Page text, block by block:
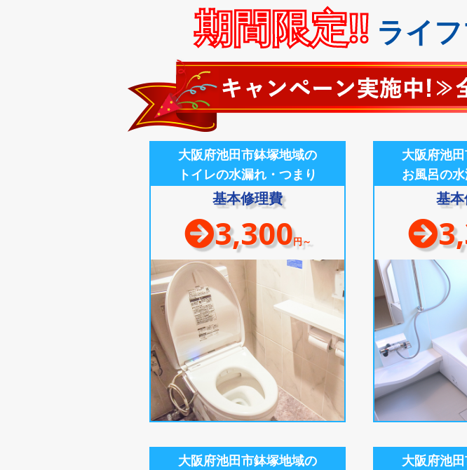
期間限定!! ライ
大阪府池田市鉢塚地域の
トイレの水漏れ・つまり
基本修理費
3,300円～
大阪府池
お風呂の
基
大阪府池田市鉢塚地域の
大阪府池